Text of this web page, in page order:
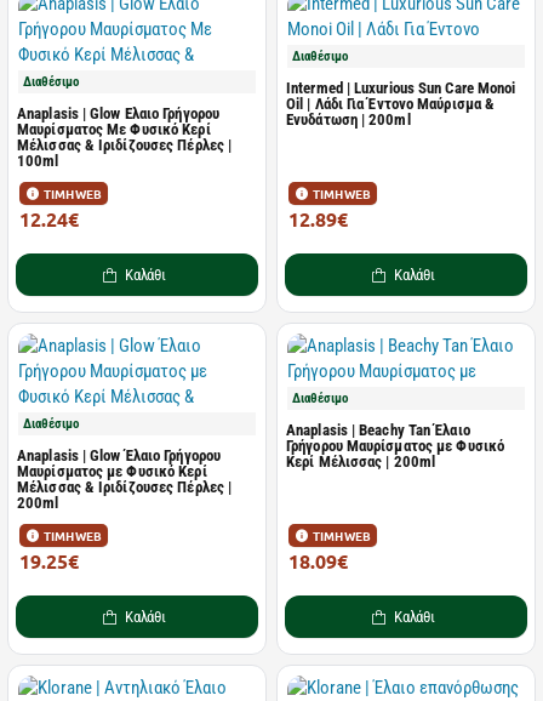
Διαθέσιμο
Anaplasis | Glow Ελαιο Γρήγορου
Μαυρίσματος Με Φυσικό Κερί
Μέλισσας & Ιριδίζουσες Πέρλες |
100ml
ΤΙΜΗ WEB
12.24€
Καλάθι
Διαθέσιμο
Intermed | Luxurious Sun Care Monoi
Oil | Λάδι Για Έντονο Μαύρισμα &
Ενυδάτωση | 200ml
ΤΙΜΗ WEB
12.89€
Καλάθι
Διαθέσιμο
Anaplasis | Glow Έλαιο Γρήγορου
Μαυρίσματος με Φυσικό Κερί
Μέλισσας & Ιριδίζουσες Πέρλες |
200ml
ΤΙΜΗ WEB
19.25€
Καλάθι
Διαθέσιμο
Anaplasis | Beachy Tan Έλαιο
Γρήγορου Μαυρίσματος με Φυσικό
Κερί Μέλισσας | 200ml
ΤΙΜΗ WEB
18.09€
Καλάθι